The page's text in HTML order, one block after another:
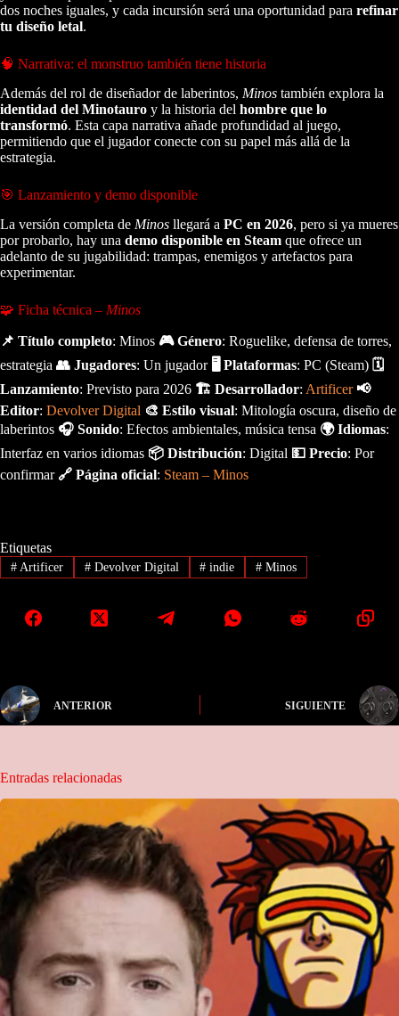
dos noches iguales, y cada incursión será una oportunidad para refinar
tu diseño letal.
🧠 Narrativa: el monstruo también tiene historia
Además del rol de diseñador de laberintos, Minos también explora la
identidad del Minotauro y la historia del hombre que lo
transformó. Esta capa narrativa añade profundidad al juego,
permitiendo que el jugador conecte con su papel más allá de la
estrategia.
🎯 Lanzamiento y demo disponible
La versión completa de Minos llegará a PC en 2026, pero si ya mueres
por probarlo, hay una demo disponible en Steam que ofrece un
adelanto de su jugabilidad: trampas, enemigos y artefactos para
experimentar.
🧩 Ficha técnica – Minos
📌 Título completo: Minos 🎮 Género: Roguelike, defensa de torres,
estrategia 👥 Jugadores: Un jugador 🖥️ Plataformas: PC (Steam) 🗓️
Lanzamiento: Previsto para 2026 🏗️ Desarrollador: Artificer 📢
Editor: Devolver Digital 🎨 Estilo visual: Mitología oscura, diseño de
laberintos 🎧 Sonido: Efectos ambientales, música tensa 🌍 Idiomas:
Interfaz en varios idiomas 📦 Distribución: Digital 💵 Precio: Por
confirmar 🔗 Página oficial: Steam – Minos
Etiquetas
#Artificer #Devolver Digital # indie # Minos
ANTERIOR SIGUIENTE
Entradas relacionadas